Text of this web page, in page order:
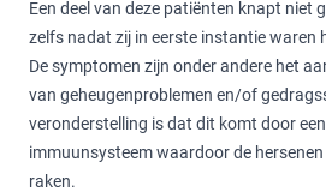
Een deel van deze patiënten knapt niet
zelfs nadat zij in eerste instantie waren
De symptomen zijn onder andere het
van geheugenproblemen en/of
veronderstelling is dat dit komt door
immuunsysteem waardoor de
raken.